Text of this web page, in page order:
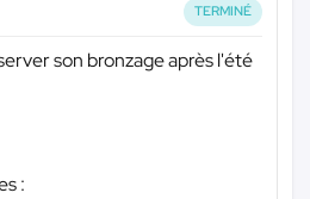
TERMINÉ
son bronzage après l'été
: